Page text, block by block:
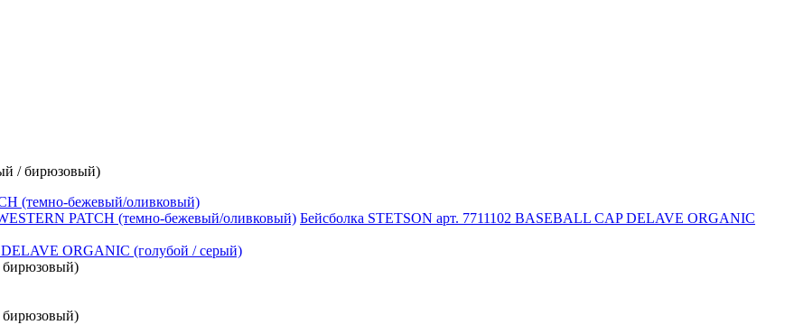
/ бирюзовый)
(темно-бежевый/оливковый)
Бейсболка STETSON арт. 7711102 BASEBALL CAP DELAVE ORGANIC